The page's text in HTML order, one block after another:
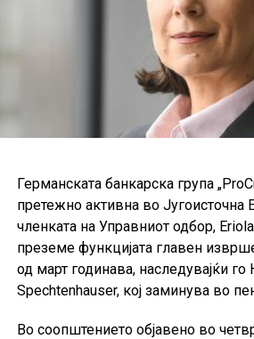
Со оваа одлука, Чапаровска –
продолжи да ја извршува
директор за банкарство на мало и
одбор во наредните четири години.
Германската банкарска група
претежно активна во Југоисточна
членката на Управниот одбор,
преземе функцијата главен
од март годинава, наследувајќи го
Spechtenhauser, кој заминува во
Во соопштението објавено во